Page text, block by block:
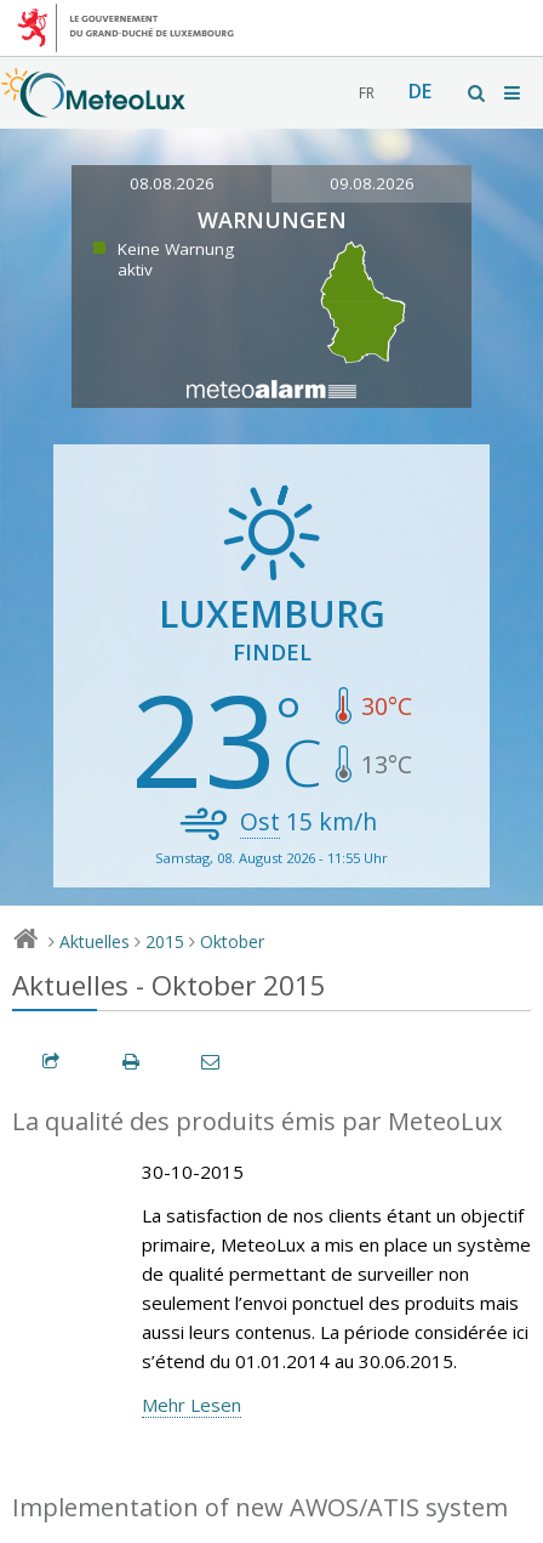
FR DE
08.08.2026 09.08.2026
WARNUNGEN
Keine Warnung
aktiv
LUXEMBURG
FINDEL
23 30°C
13°C
Ost 15 km/h
Samstag, 08. August 2026 - 11:55 Uhr
> Aktuelles > 2015 > Oktober
Aktuelles - Oktober 2015
La qualité des produits émis par MeteoLux
30-10-2015
La satisfaction de nos clients étant un objectif
primaire, MeteoLux a mis en place un système
de qualité permettant de surveiller non
seulement l’envoi ponctuel des produits mais
aussi leurs contenus. La période considérée ici
s’étend du 01.01.2014 au 30.06.2015.
Mehr Lesen
Implementation of new AWOS/ATIS system